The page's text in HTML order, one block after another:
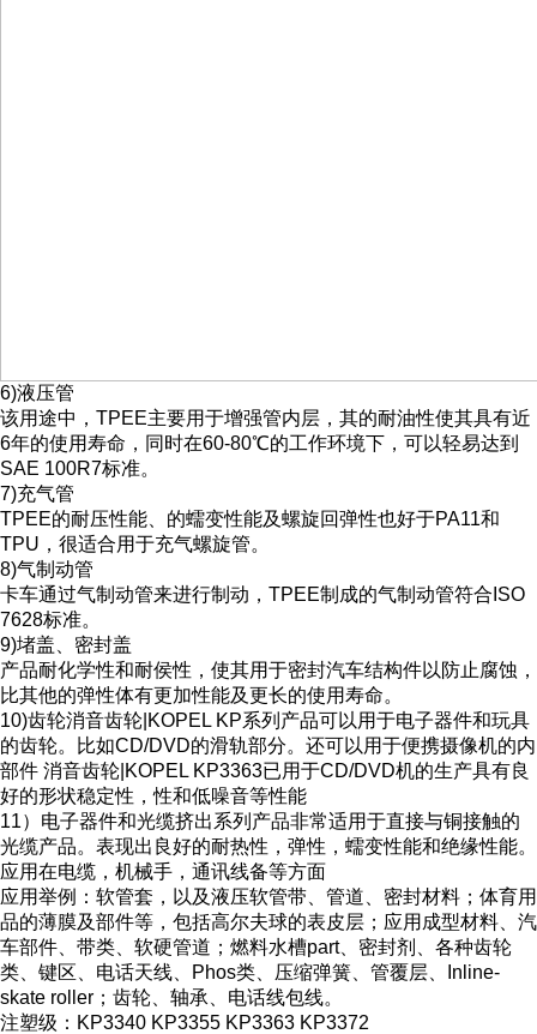
6)液压管
该用途中，TPEE主要用于增强管内层，其的耐油性使其具有近
6年的使用寿命，同时在60-80℃的工作环境下，可以轻易达到
SAE 100R7标准。
7)充气管
TPEE的耐压性能、的蠕变性能及螺旋回弹性也好于PA11和
TPU，很适合用于充气螺旋管。
8)气制动管
卡车通过气制动管来进行制动，TPEE制成的气制动管符合ISO
7628标准。
9)堵盖、密封盖
产品耐化学性和耐侯性，使其用于密封汽车结构件以防止腐蚀，
比其他的弹性体有更加性能及更长的使用寿命。
10)齿轮消音齿轮|KOPEL KP系列产品可以用于电子器件和玩具
的齿轮。比如CD/DVD的滑轨部分。还可以用于便携摄像机的内
部件 消音齿轮|KOPEL KP3363已用于CD/DVD机的生产具有良
好的形状稳定性，性和低噪音等性能
11）电子器件和光缆挤出系列产品非常适用于直接与铜接触的
光缆产品。表现出良好的耐热性，弹性，蠕变性能和绝缘性能。
应用在电缆，机械手，通讯线备等方面
应用举例：软管套，以及液压软管带、管道、密封材料；体育用
品的薄膜及部件等，包括高尔夫球的表皮层；应用成型材料、汽
车部件、带类、软硬管道；燃料水槽part、密封剂、各种齿轮
类、键区、电话天线、Phos类、压缩弹簧、管覆层、Inline-
skate roller；齿轮、轴承、电话线包线。
注塑级：KP3340 KP3355 KP3363 KP3372